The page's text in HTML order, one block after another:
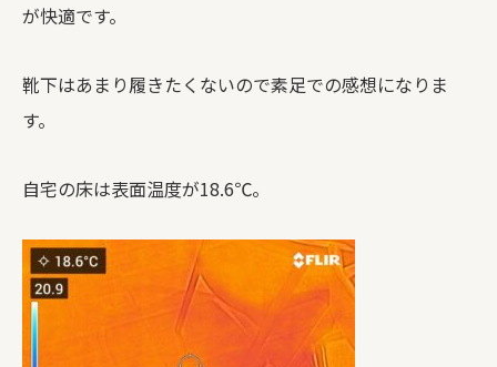
が快適です。
靴下はあまり履きたくないので素足での感想になりま
す。
自宅の床は表面温度が18.6℃。